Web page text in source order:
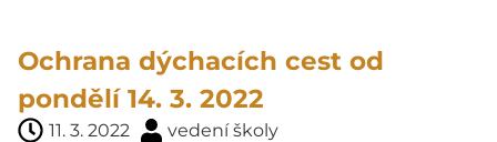
Ochrana dýchacích cest od
pondělí 14. 3. 2022
11. 3. 2022 vedení školy